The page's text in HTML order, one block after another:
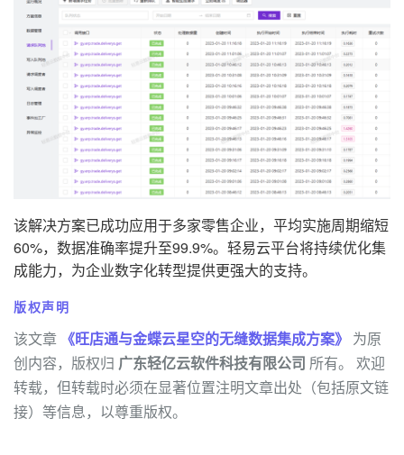
该解决方案已成功应用于多家零售企业，平均实施周期缩短
60%，数据准确率提升至99.9%。轻易云平台将持续优化集
成能力，为企业数字化转型提供更强大的支持。
版权声明
该文章 《旺店通与金蝶云星空的无缝数据集成方案》 为原
创内容，版权归 广东轻亿云软件科技有限公司 所有。 欢迎
转载，但转载时必须在显著位置注明文章出处（包括原文链
接）等信息，以尊重版权。